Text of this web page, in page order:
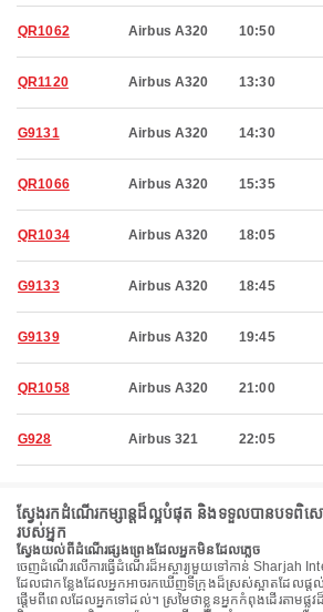
QR1062 Airbus A320 10:50
QR1120 Airbus A320 13:30
G9131 Airbus A320 14:30
QR1066 Airbus A320 15:35
QR1034 Airbus A320 18:05
G9133 Airbus A320 18:45
G9139 Airbus A320 19:45
QR1058 Airbus A320 21:00
G928 Airbus 321 22:05
ស្វែងរកដំណើរកម្សាន្តដ៏ល្អបំផុត និងទទួលបានបទពិស
របស់អ្នក
ស្វែងយល់ពីដំណើរផ្សងព្រេងដែលអ្នកមិនដែលភ្លេច
ចេញដំណើរលើការធ្វើដំណើរដ៏អស្ចារ្យមួយទៅកាន់ Sharjah
ដែលជាកន្លែងដែលអ្នកអាចរកឃើញទីក្រុងដ៏ស្រស់ស្អាតដែលផ្ត
ផ្តើមពីពេលដែលអ្នកទៅដល់។ ស្រមៃថាខ្លួនអ្នកកំពុងដើរតាមផ្លូវ